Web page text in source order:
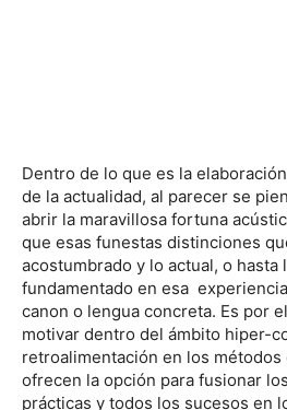
Dentro de lo que es la elaboración
de la actualidad, al parecer se
abrir la maravillosa fortuna
que esas funestas distinciones
acostumbrado y lo actual, o hasta
fundamentado en esa
canon o lengua concreta. Es por
motivar dentro del ámbito hiper-
retroalimentación en los
ofrecen la opción para fusionar
prácticas y todos los sucesos en